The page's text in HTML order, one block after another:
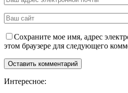
Сохраните мое имя, адрес
этом браузере для следующего
Интересное: